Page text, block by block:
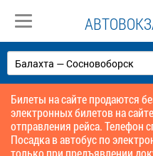
Билеты на сайте продаются
электронных билетов на
отправления рейса. Телефон
Посадка в автобус по
только при предъявлении